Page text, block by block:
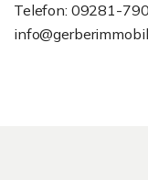
Telefon: 09281-